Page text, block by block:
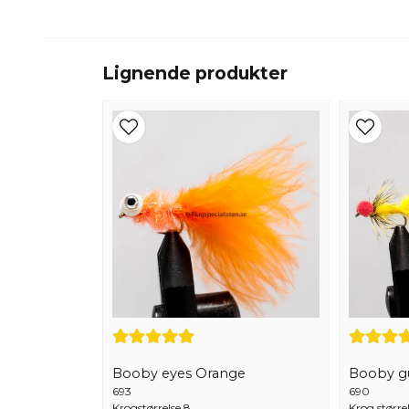
Lignende produkter
Booby eyes Orange
693
Booby
690